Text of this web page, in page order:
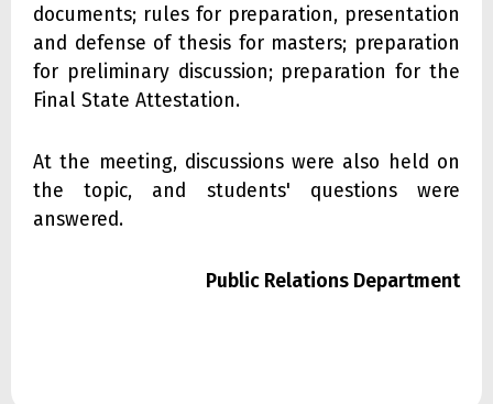
documents; rules for preparation, presentation
and defense of thesis for masters; preparation
for preliminary discussion; preparation for the
Final State Attestation.
At the meeting, discussions were also held on
the topic, and students' questions were
answered.
Public Relations Department